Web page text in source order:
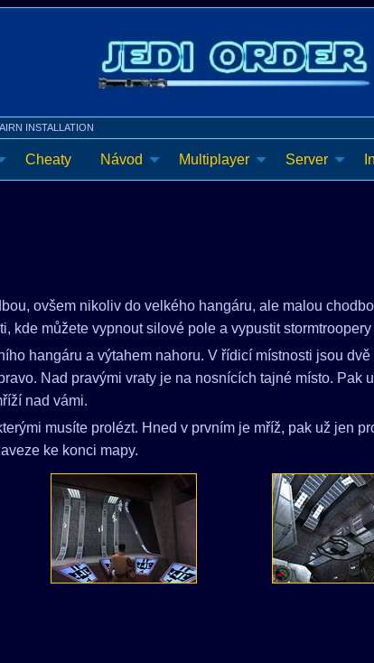
INSTALLATION
Cheaty Návod Multiplayer Server
ovšem nikoliv do velkého hangáru, ale malou
kde můžete vypnout silové pole a vypustit
hangáru a výtahem nahoru. V řídicí místnosti jsou
Nad pravými vraty je na nosnících tajné místo. Pak
nad vámi.
musíte prolézt. Hned v prvním je mříž, pak už jen
ke konci mapy.